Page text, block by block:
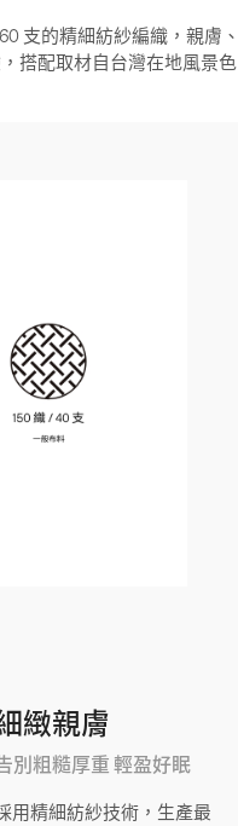
支的精細紡紗編織，親膚、
搭配取材自台灣在地風景色
緻親膚
別粗糙厚重 輕盈好眠
用精細紡紗技術，生產最